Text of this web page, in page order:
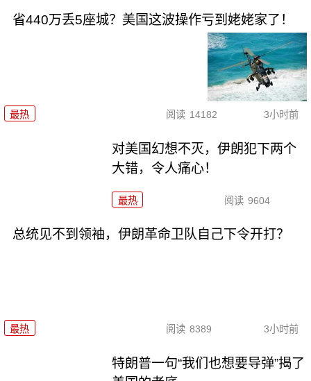
省440万丢5座城？美国这波操作亏到姥姥家了！
最热 阅读 14182 3小时前
对美国幻想不灭，伊朗犯下两个
大错，令人痛心！
最热 阅读 9604
总统见不到领袖，伊朗革命卫队自己下令开打？
最热 阅读 8389 3小时前
特朗普一句“我们也想要导弹”揭了